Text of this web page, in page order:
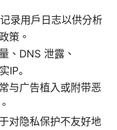
录用户日志以供分析
策。
、DNS 泄露、
IP。
与广告植入或附带恶
对隐私保护不友好地